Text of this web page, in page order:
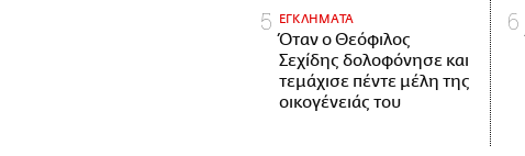
ΕΓΚΛΗΜΑΤΑ
Όταν ο Θεόφιλος
Σεχίδης δολοφόνησε και
τεμάχισε πέντε μέλη της
οικογένειάς του